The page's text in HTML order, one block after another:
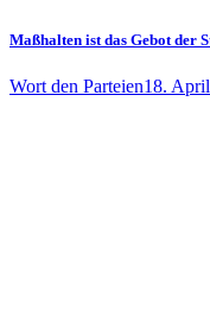
Maßhalten ist das Gebot der
Wort den Parteien18.